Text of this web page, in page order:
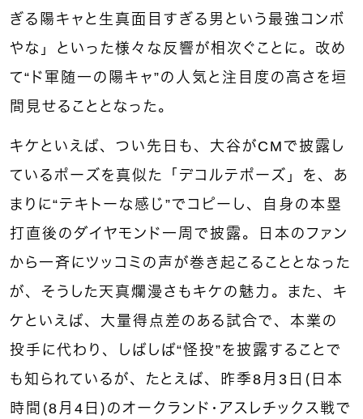
ぎる陽キャと生真面目すぎる男という最強コンボ
やな」といった様々な反響が相次ぐことに。改め
て“ド軍随一の陽キャ”の人気と注目度の高さを垣
間見せることとなった。
キケといえば、つい先日も、大谷がCMで披露し
ているポーズを真似た「デコルテポーズ」を、あ
まりに“テキトーな感じ”でコピーし、自身の本塁
打直後のダイヤモンド一周で披露。日本のファン
から一斉にツッコミの声が巻き起こることとなった
が、そうした天真爛漫さもキケの魅力。また、キ
ケといえば、大量得点差のある試合で、本業の
投手に代わり、しばしば“怪投”を披露することで
も知られているが、たとえば、昨季8月3日（日本
時間（8月4日）のオークランド・アスレチックス戦で